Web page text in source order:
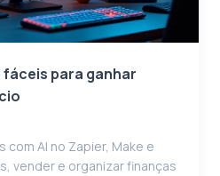
fáceis para ganhar
AI no Zapier, Make e
vender e organizar finanças